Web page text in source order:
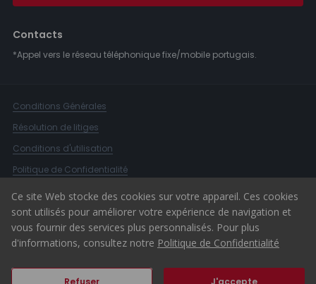
Contacts
*Appel vers le réseau téléphonique fixe/mobile portugais.
Conditions Générales
Résolution de litiges
Conditions d'utilisation
Politique de Confidentialité
Livre de Réclamations
Canal d'alerte
© 2026 ERA Portugal
Ce site Web stocke des cookies sur votre appareil. Ces cookies
sont utilisés pour améliorer votre expérience de navigation et
vous fournir des services plus personnalisés. Pour plus
d'informations, consultez notre Politique de Confidentialité
Refuser J'accepte